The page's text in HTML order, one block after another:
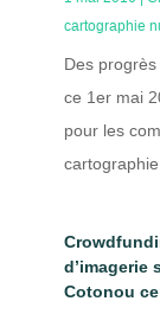
cartographie
Des
ce 1er mai
pour les
d’imagerie
Cotonou ce